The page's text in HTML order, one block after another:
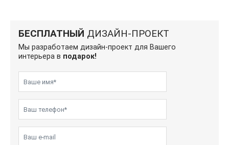
БЕСПЛАТНЫЙ ДИЗАЙН-ПРОЕКТ
Мы разработаем дизайн-проект для Вашего
интерьера в подарок!